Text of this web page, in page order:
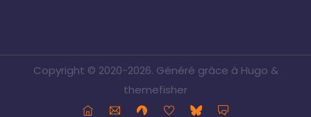
Copyright © 2020-2026. Généré grâce à Hugo &
themefisher